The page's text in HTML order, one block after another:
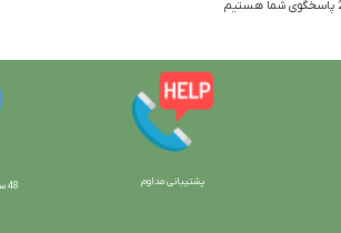
پشتیبانی مداوم 48 ساعت ضمانت بازگش